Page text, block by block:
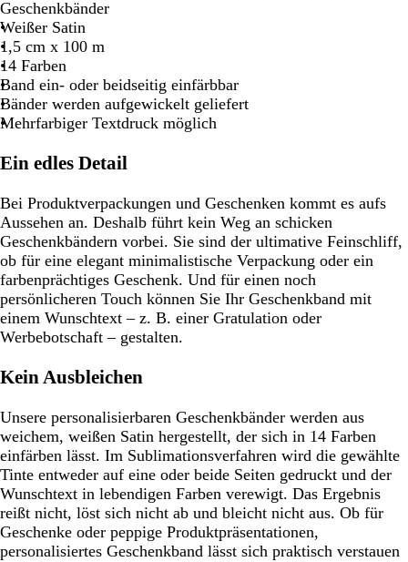
z
a
u
ü
n
b
l
a
u
g
r
ü
n
a
Geschenkbänder
Weißer Satin
1,5 cm x 100 m
14 Farben
Band ein- oder beidseitig einfärbbar
Bänder werden aufgewickelt geliefert
Mehrfarbiger Textdruck möglich
Ein edles Detail
Bei Produktverpackungen und Geschenken kommt es aufs
Aussehen an. Deshalb führt kein Weg an schicken
Geschenkbändern vorbei. Sie sind der ultimative Feinschliff,
ob für eine elegant minimalistische Verpackung oder ein
farbenprächtiges Geschenk. Und für einen noch
persönlicheren Touch können Sie Ihr Geschenkband mit
einem Wunschtext – z. B. einer Gratulation oder
Werbebotschaft – gestalten.
Kein Ausbleichen
Unsere personalisierbaren Geschenkbänder werden aus
weichem, weißen Satin hergestellt, der sich in 14 Farben
einfärben lässt. Im Sublimationsverfahren wird die gewählte
Tinte entweder auf eine oder beide Seiten gedruckt und der
Wunschtext in lebendigen Farben verewigt. Das Ergebnis
reißt nicht, löst sich nicht ab und bleicht nicht aus. Ob für
Geschenke oder peppige Produktpräsentationen,
personalisiertes Geschenkband lässt sich praktisch verstauen